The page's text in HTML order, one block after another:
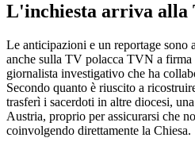
L'inchiesta arriva alla
Le anticipazioni e un reportage sono
anche sulla TV polacca TVN a
giornalista investigativo che ha
Secondo quanto è riuscito a
trasferì i sacerdoti in altre diocesi,
Austria, proprio per assicurarsi che
coinvolgendo direttamente la Chiesa.